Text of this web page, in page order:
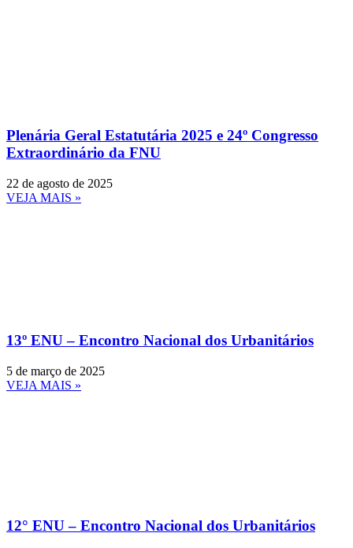
Plenária Geral Estatutária 2025 e 24º Congresso
Extraordinário da FNU
22 de agosto de 2025
VEJA MAIS »
13º ENU – Encontro Nacional dos Urbanitários
5 de março de 2025
VEJA MAIS »
12° ENU – Encontro Nacional dos Urbanitários